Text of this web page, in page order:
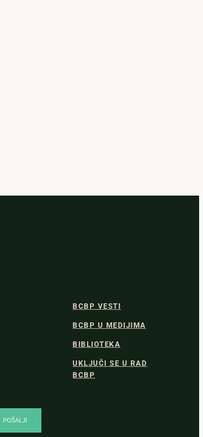
BCBP VESTI
BCBP U MEDIJIMA
BIBLIOTEKA
UKLJUČI SE U RAD
BCBP